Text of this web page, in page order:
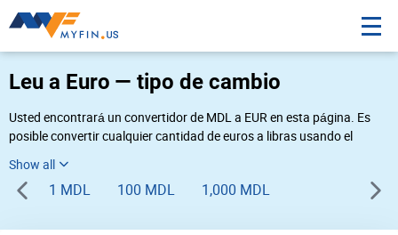
Leu a Euro — tipo de cambio
Usted encontrará un convertidor de MDL a EUR en esta página. Es
posible convertir cualquier cantidad de euros a libras usando el
usted necesita una conversión inversa, vaya al convertidor de pares
deEUR MDL.
1 MDL 100 MDL 1,000 MDL